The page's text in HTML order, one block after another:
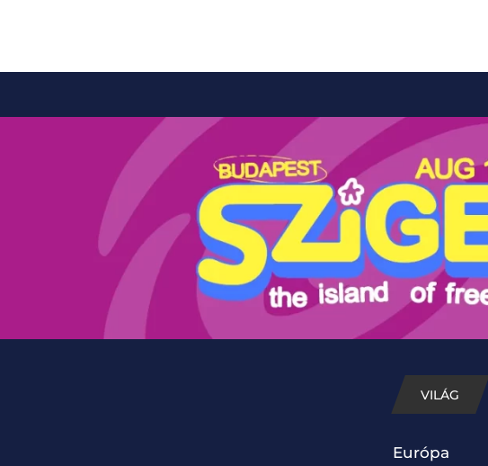
VILÁG
Európa